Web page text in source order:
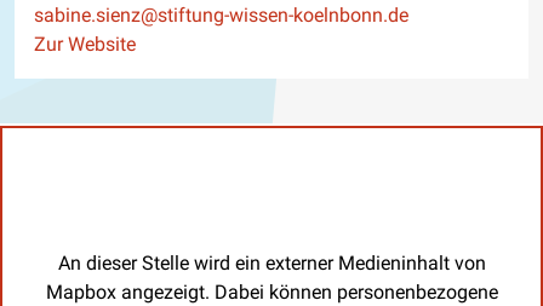
E-Mail
sabine.sienz@stiftung-wissen-koelnbonn.de
Website
Zur Website
An dieser Stelle wird ein externer Medieninhalt von
Mapbox angezeigt. Dabei können personenbezogene